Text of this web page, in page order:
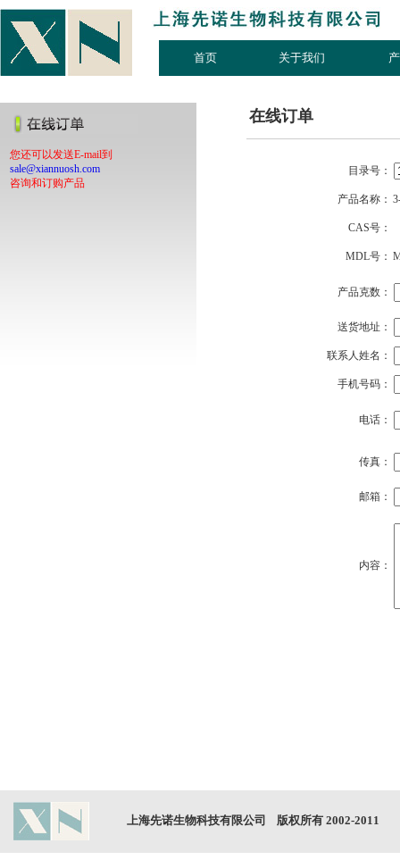
首页 关于我们
您还可以发送E-mail到
sale@xiannuosh.com
咨询和订购产品
在线订单
目录号：
产品名称：
CAS号：
MDL号：
产品克数：
送货地址：
联系人姓名：
手机号码：
电话：
传真：
邮箱：
内容：
上海先诺生物科技有限公司 版权所有 2002-2011